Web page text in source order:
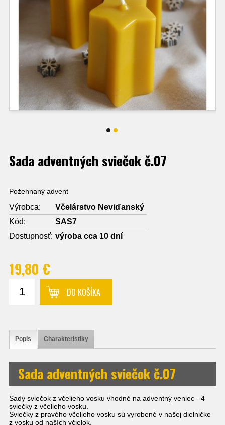
Sada adventných sviečok č.07
Požehnaný advent
Výrobca:
Včelárstvo Neviďanský
Kód:
SAS7
Dostupnosť: výroba cca 10 dní
19,80 €
DO KOŠÍKA
Popis Charakteristiky
Sada adventných sviečok č.07
Sady sviečok z včelieho vosku vhodné na adventný veniec - 4
sviečky z včelieho vosku.
Sviečky z pravého včelieho vosku sú vyrobené v našej dielničke
z vosku od naších včielok.